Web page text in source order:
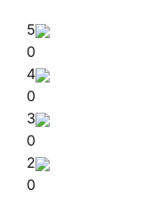
5
0
4
0
3
0
2
0